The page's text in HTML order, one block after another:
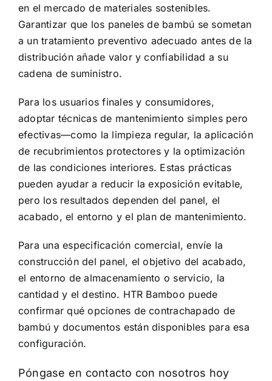
en el mercado de materiales sostenibles.
Garantizar que los paneles de bambú se sometan
a un tratamiento preventivo adecuado antes de la
distribución añade valor y confiabilidad a su
cadena de suministro.
Para los usuarios finales y consumidores,
adoptar técnicas de mantenimiento simples pero
efectivas—como la limpieza regular, la aplicación
de recubrimientos protectores y la optimización
de las condiciones interiores. Estas prácticas
pueden ayudar a reducir la exposición evitable,
pero los resultados dependen del panel, el
acabado, el entorno y el plan de mantenimiento.
Para una especificación comercial, envíe la
construcción del panel, el objetivo del acabado,
el entorno de almacenamiento o servicio, la
cantidad y el destino. HTR Bamboo puede
confirmar qué opciones de contrachapado de
bambú y documentos están disponibles para esa
configuración.
Póngase en contacto con nosotros hoy